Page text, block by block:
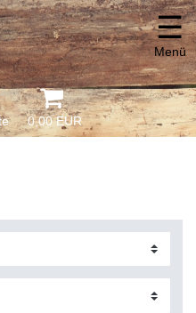
0,00 EUR
☰
Menü